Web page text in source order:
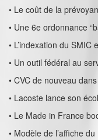
• Le coût de la
• Une 6e ordonnance
• L’indexation du SMIC
• Un outil fédéral au
• CVC de nouveau
• Lacoste lance son
• Le Made in France
• Modèle de l’affiche